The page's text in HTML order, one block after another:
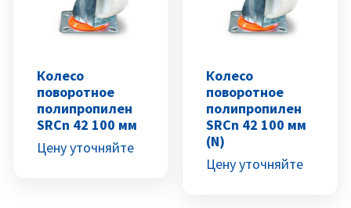
Колесо
поворотное
полипропилен
SRCn 42 100 мм
Цену уточняйте
Колесо
поворотное
полипропилен
SRCn 42 100 мм
(N)
Цену уточняйте